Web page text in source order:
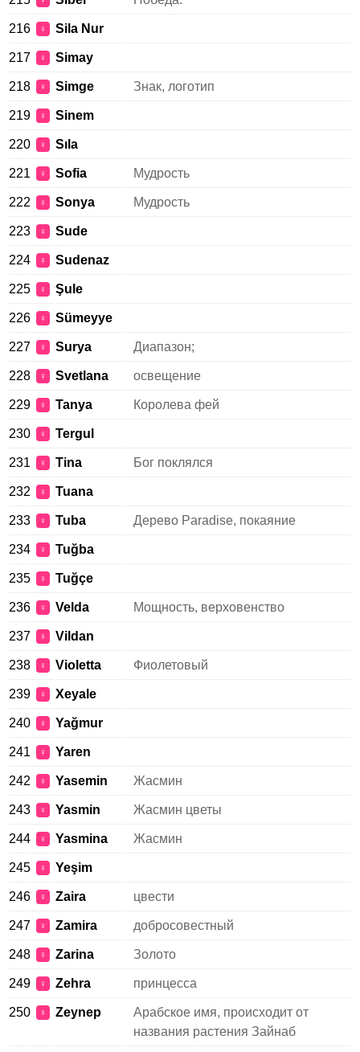
216 ♀ Sila Nur
217 ♀ Simay
218 ♀ Simge Знак, логотип
219 ♀ Sinem
220 ♀ Sıla
221 ♀ Sofia Мудрость
222 ♀ Sonya Мудрость
223 ♀ Sude
224 ♀ Sudenaz
225 ♀ Şule
226 ♀ Sümeyye
227 ♀ Surya Диапазон;
228 ♀ Svetlana освещение
229 ♀ Tanya Королева фей
230 ♀ Tergul
231 ♀ Tina Бог поклялся
232 ♀ Tuana
233 ♀ Tuba Дерево Paradise, покаяние
234 ♀ Tuğba
235 ♀ Tuğçe
236 ♀ Velda Мощность, верховенство
237 ♀ Vildan
238 ♀ Violetta Фиолетовый
239 ♀ Xeyale
240 ♀ Yağmur
241 ♀ Yaren
242 ♀ Yasemin Жасмин
243 ♀ Yasmin Жасмин цветы
244 ♀ Yasmina Жасмин
245 ♀ Yeşim
246 ♀ Zaira цвести
247 ♀ Zamira добросовестный
248 ♀ Zarina Золото
249 ♀ Zehra принцесса
250 ♀ Zeynep
Арабское имя, происходит от
названия растения Зайнаб